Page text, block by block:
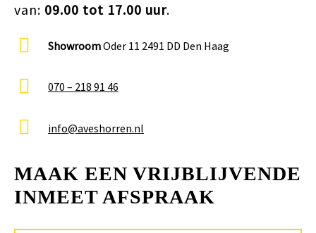
van: 09.00 tot 17.00 uur.
ShowroomOder 11 2491 DD Den Haag
070 – 218 91 46
info@aveshorren.nl
MAAK EEN VRIJBLIJVENDE
INMEET AFSPRAAK